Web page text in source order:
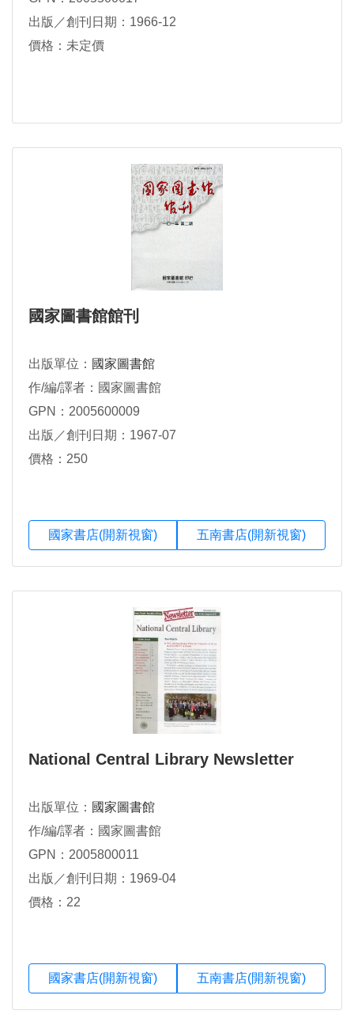
出版／創刊日期：1966-12
價格：未定價
國家圖書館館刊
出版單位： 國家圖書館
作/編/譯者：國家圖書館
GPN：2005600009
出版／創刊日期：1967-07
價格：250
國家書店(開新視窗) 五南書店(開新視窗)
National Central Library Newsletter
出版單位： 國家圖書館
作/編/譯者：國家圖書館
GPN：2005800011
出版／創刊日期：1969-04
價格：22
國家書店(開新視窗) 五南書店(開新視窗)